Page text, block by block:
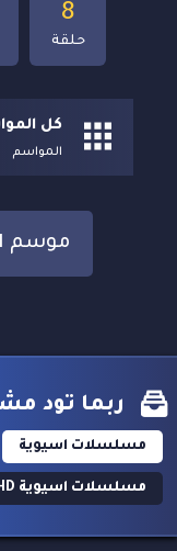
8
حلقة
كل
المواسم
موسم 1
ربما تود
مسلسلات اسيوية
مسلسلات اسيوية HD